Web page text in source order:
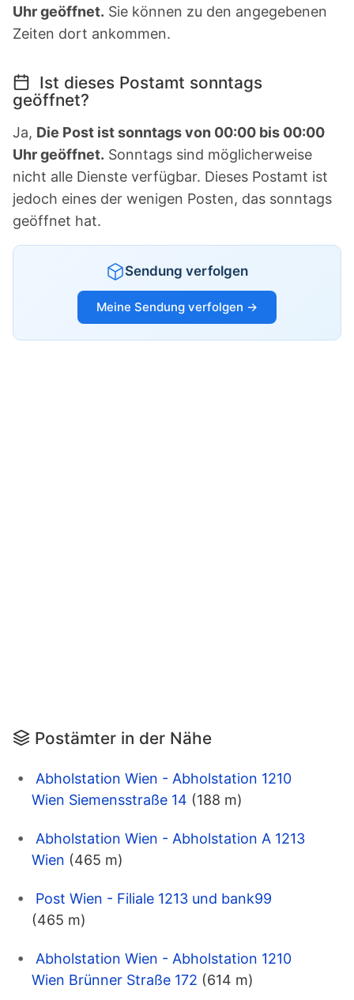
Uhr geöffnet. Sie können zu den angegebenen
Zeiten dort ankommen.
Ist dieses Postamt sonntags
geöffnet?
Ja, Die Post ist sonntags von 00:00 bis 00:00
Uhr geöffnet. Sonntags sind möglicherweise
nicht alle Dienste verfügbar. Dieses Postamt ist
jedoch eines der wenigen Posten, das sonntags
geöffnet hat.
Sendung verfolgen
Meine Sendung verfolgen →
Postämter in der Nähe
Abholstation Wien - Abholstation 1210
Wien Siemensstraße 14 (188 m)
Abholstation Wien - Abholstation A 1213
Wien (465 m)
Post Wien - Filiale 1213 und bank99
(465 m)
Abholstation Wien - Abholstation 1210
Wien Brünner Straße 172 (614 m)